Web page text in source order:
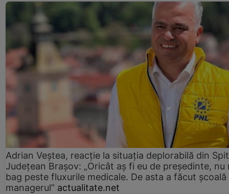
Adrian Veștea, reacție la situația deplorabilă din
Județean Brașov: „Oricât aș fi eu de președinte, nu
bag peste fluxurile medicale. De asta a făcut școală
managerul” actualitate.net